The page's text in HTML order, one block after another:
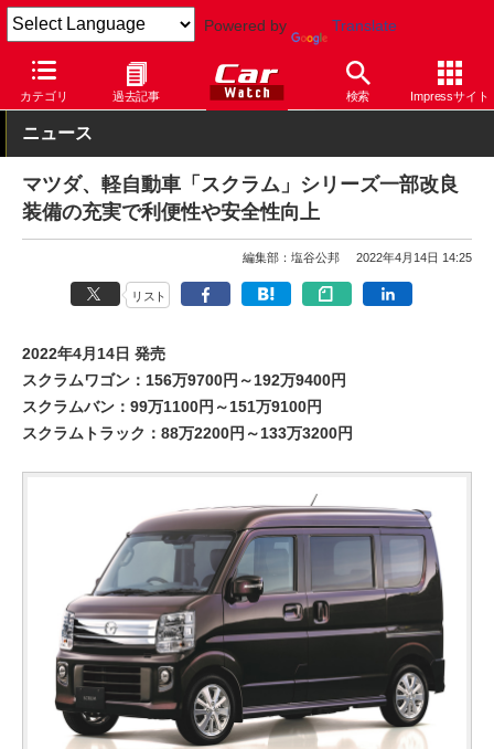
Powered by Translate
カテゴリ 過去記事 検索 Impressサイト
Car Watch 自動車 マツダ スクラム
ニュース
マツダ、軽自動車「スクラム」シリーズ一部改良
装備の充実で利便性や安全性向上
編集部：塩谷公邦 2022年4月14日 14:25
リスト
2022年4月14日 発売
スクラムワゴン：156万9700円～192万9400円
スクラムバン：99万1100円～151万9100円
スクラムトラック：88万2200円～133万3200円